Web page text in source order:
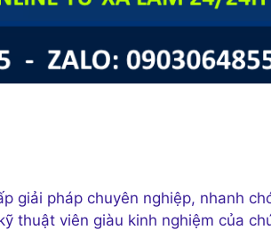
giải pháp chuyên nghiệp, nhanh
thuật viên giàu kinh nghiệm của